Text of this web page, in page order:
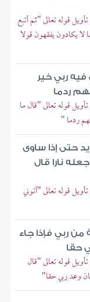
قوله تعالى "ثم أتبع
لا يكادون يفقهون قولا
ربي خير
ردما
قوله تعالى "قال ما
ردما "
حتى إذا ساوى
نارا قال
قوله تعالى "آتوني
من ربي فإذا جاء
حقا
قوله تعالى "قال
وعد ربي حقا"